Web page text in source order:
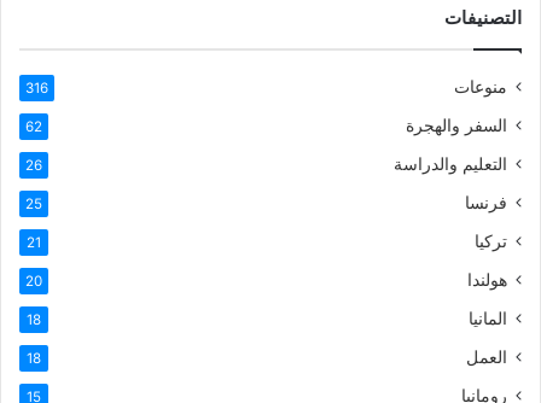
التصنيفات
منوعات 316
السفر والهجرة 62
التعليم والدراسة 26
فرنسا 25
تركيا 21
هولندا 20
المانيا 18
العمل 18
رومانيا 15